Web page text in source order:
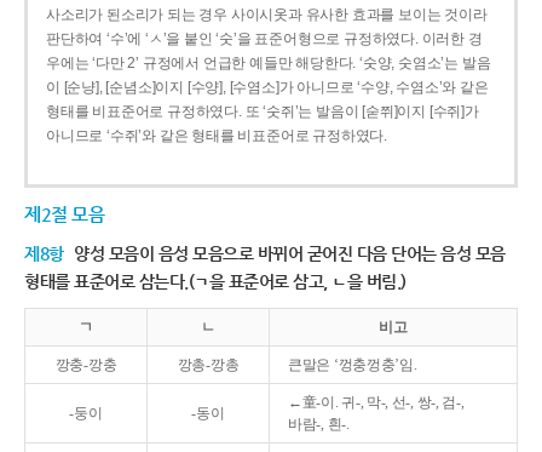
사소리가 된소리가 되는 경우 사이시옷과 유사한 효과를 보이는 것이라
판단하여 ‘수’에 ‘ㅅ’을 붙인 ‘숫’을 표준어형으로 규정하였다. 이러한 경
우에는 ‘다만 2’ 규정에서 언급한 예들만 해당한다. ‘숫양, 숫염소’는 발음
이 [순냥], [순념소]이지 [수양], [수염소]가 아니므로 ‘수양, 수염소’와 같은
형태를 비표준어로 규정하였다. 또 ‘숫쥐’는 발음이 [숟쮜]이지 [수쥐]가
아니므로 ‘수쥐’와 같은 형태를 비표준어로 규정하였다.
제2절 모음
제8항 양성 모음이 음성 모음으로 바뀌어 굳어진 다음 단어는 음성 모음
형태를 표준어로 삼는다.(ㄱ을 표준어로 삼고, ㄴ을 버림.)
ㄱ ㄴ 비고
깡충-깡충 깡총-깡총 큰말은 ‘껑충껑충’임.
-둥이 -동이
←童-이. 귀-, 막-, 선-, 쌍-, 검-,
바람-, 흰-.